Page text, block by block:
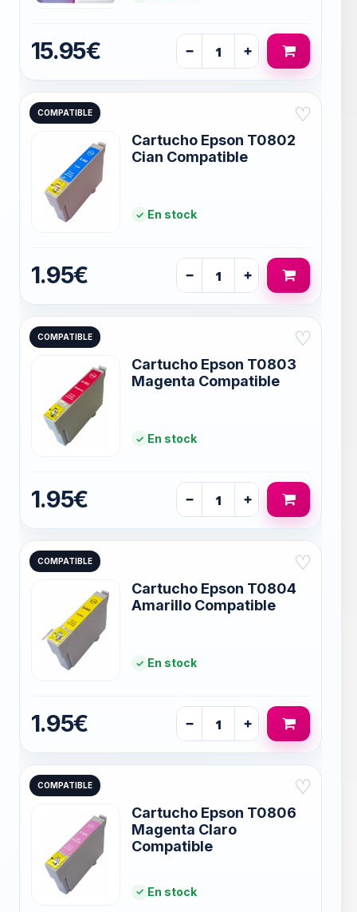
15.95€ − +
COMPATIBLE ♡
Cartucho Epson T0802
Cian Compatible
En stock
1.95€ − +
COMPATIBLE ♡
Cartucho Epson T0803
Magenta Compatible
En stock
1.95€ − +
COMPATIBLE ♡
Cartucho Epson T0804
Amarillo Compatible
En stock
1.95€ − +
COMPATIBLE ♡
Cartucho Epson T0806
Magenta Claro
Compatible
En stock